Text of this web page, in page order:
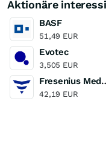
Aktionäre
BASF
51,49 EUR
Evotec
3,505 EUR
42,19 EUR